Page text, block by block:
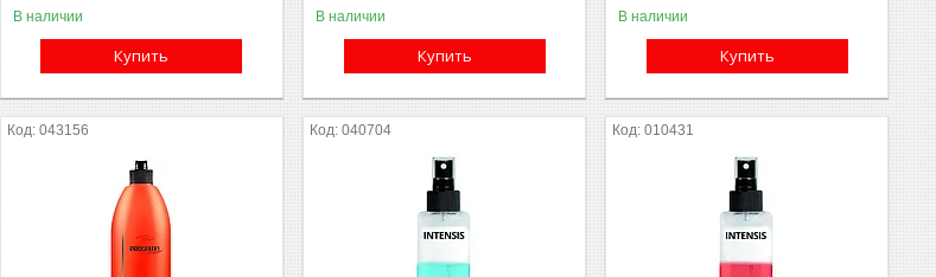
В наличии
Купить
В наличии
Купить
В наличии
Купить
043156 040704 010431